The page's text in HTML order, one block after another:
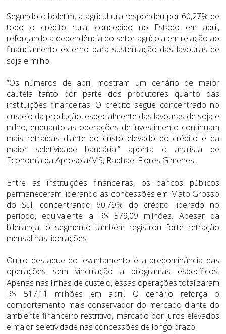
Segundo o boletim, a agricultura respondeu por 60,27% de
todo o crédito rural concedido no Estado em abril,
reforçando a dependência do setor agrícola em relação ao
financiamento externo para sustentação das lavouras de
soja e milho.
“Os números de abril mostram um cenário de maior
cautela tanto por parte dos produtores quanto das
instituições financeiras. O crédito segue concentrado no
custeio da produção, especialmente das lavouras de soja e
milho, enquanto as operações de investimento continuam
mais retraídas diante do custo elevado do crédito e da
maior seletividade bancária.” aponta o analista de
Economia da Aprosoja/MS, Raphael Flores Gimenes.
Entre as instituições financeiras, os bancos públicos
permaneceram liderando as concessões em Mato Grosso
do Sul, concentrando 60,79% do crédito liberado no
período, equivalente a R$ 579,09 milhões. Apesar da
liderança, o segmento também registrou forte retração
mensal nas liberações.
Outro destaque do levantamento é a predominância das
operações sem vinculação a programas específicos.
Apenas nas linhas de custeio, essas operações totalizaram
R$ 517,11 milhões em abril. O cenário reforça o
comportamento mais conservador do mercado diante do
ambiente financeiro restritivo, marcado por juros elevados
e maior seletividade nas concessões de longo prazo.